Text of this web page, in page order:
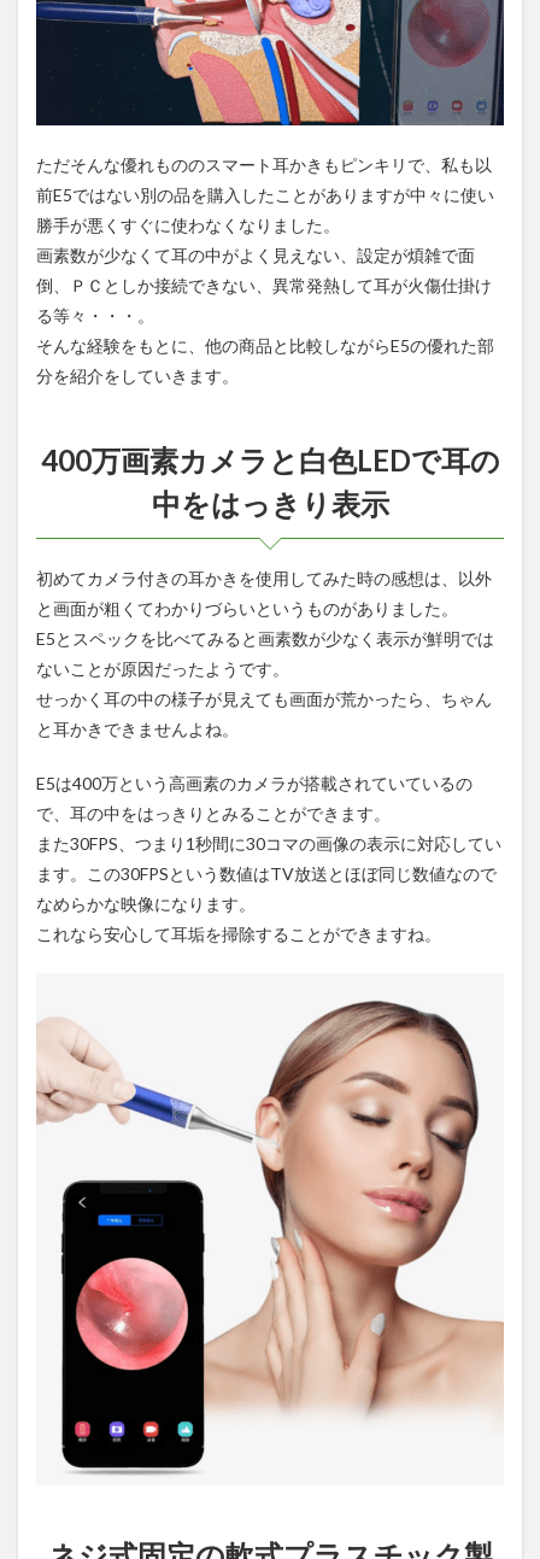
ただそんな優れもののスマート耳かきもピンキリで、私も以
前E5ではない別の品を購入したことがありますが中々に使い
勝手が悪くすぐに使わなくなりました。
画素数が少なくて耳の中がよく見えない、設定が煩雑で面
倒、ＰＣとしか接続できない、異常発熱して耳が火傷仕掛け
る等々・・・。
そんな経験をもとに、他の商品と比較しながらE5の優れた部
分を紹介をしていきます。
400万画素カメラと白色LEDで耳の
中をはっきり表示
初めてカメラ付きの耳かきを使用してみた時の感想は、以外
と画面が粗くてわかりづらいというものがありました。
E5とスペックを比べてみると画素数が少なく表示が鮮明では
ないことが原因だったようです。
せっかく耳の中の様子が見えても画面が荒かったら、ちゃん
と耳かきできませんよね。
E5は400万という高画素のカメラが搭載されていているの
で、耳の中をはっきりとみることができます。
また30FPS、つまり1秒間に30コマの画像の表示に対応してい
ます。この30FPSという数値はTV放送とほぼ同じ数値なので
なめらかな映像になります。
これなら安心して耳垢を掃除することができますね。